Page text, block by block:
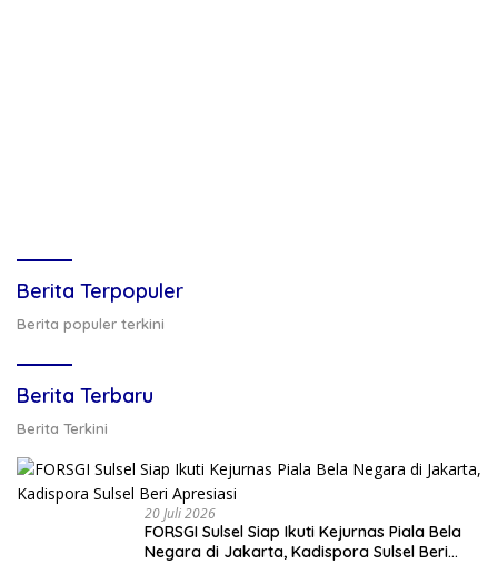
Berita Terpopuler
Berita populer terkini
Berita Terbaru
Berita Terkini
20 Juli 2026
FORSGI Sulsel Siap Ikuti Kejurnas Piala Bela
Negara di Jakarta, Kadispora Sulsel Beri